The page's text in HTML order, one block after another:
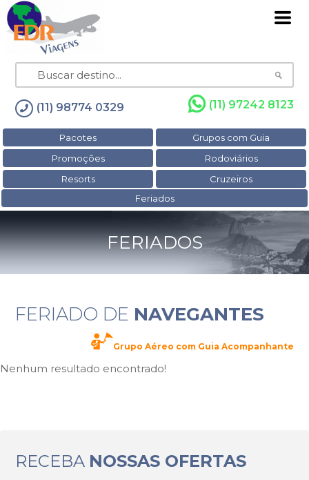
(11) 98774 0329 (11) 97242 8123
Pacotes
Grupos com Guia
Promoções
Rodoviários
Resorts
Cruzeiros
Feriados
FERIADOS
FERIADO DE NAVEGANTES
Grupo Aéreo com Guia Acompanhante
Nenhum resultado encontrado!
RECEBA NOSSAS OFERTAS